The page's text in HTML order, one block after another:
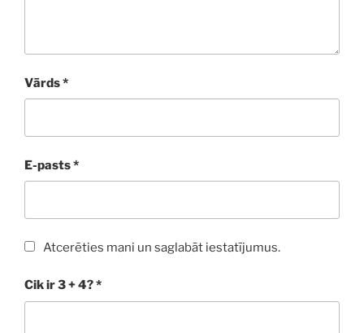
Vārds*
E-pasts*
Atcerēties mani un saglabāt iestatījumus.
Cik ir 3 + 4?*